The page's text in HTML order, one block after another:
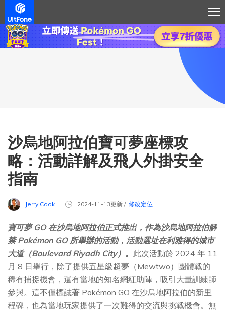
沙烏地阿拉伯寶可夢座標攻
略：活動詳解及飛人外掛安全
指南
Jerry Cook 2024-11-13更新 / 修改定位
寶可夢 GO 在沙烏地阿拉伯正式推出，作為沙烏地阿拉伯解
禁 Pokémon GO 所舉辦的活動，活動選址在利雅得的城市
大道（Boulevard Riyadh City）。 此次活動於 2024 年 11
月 8 日舉行，除了提供五星級超夢（Mewtwo）團體戰的
稀有捕捉機會，還有當地的知名網紅助陣，吸引大量訓練師
參與。這不僅標誌著 Pokémon GO 在沙烏地阿拉伯的新里
程碑，也為當地玩家提供了一次難得的交流與挑戰機會。無